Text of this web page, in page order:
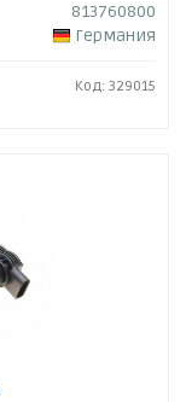
813760800
Германия
Код: 329015